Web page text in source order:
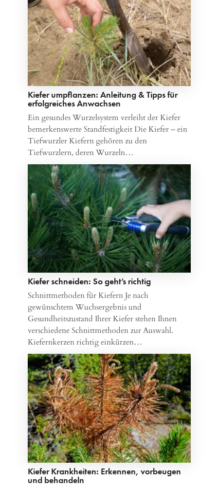
Kiefer umpflanzen: Anleitung & Tipps für
erfolgreiches Anwachsen
Ein gesundes Wurzelsystem verleiht der Kiefer
bemerkenswerte Standfestigkeit Die Kiefer – ein
Tiefwurzler Kiefern gehören zu den
Tiefwurzlern, deren Wurzeln…
Kiefer schneiden: So geht’s richtig
Schnittmethoden für Kiefern Je nach
gewünschtem Wuchsergebnis und
Gesundheitszustand Ihrer Kiefer stehen Ihnen
verschiedene Schnittmethoden zur Auswahl.
Kiefernkerzen richtig einkürzen…
Kiefer Krankheiten: Erkennen, vorbeugen
und behandeln